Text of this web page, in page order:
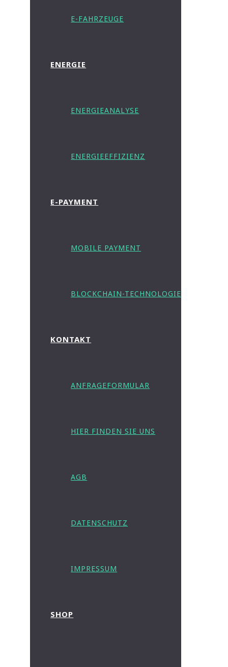
E-FAHRZEUGE
ENERGIE
ENERGIEANALYSE
ENERGIEEFFIZIENZ
E-PAYMENT
MOBILE PAYMENT
BLOCKCHAIN-TECHNOLOGIE
KONTAKT
ANFRAGEFORMULAR
HIER FINDEN SIE UNS
AGB
DATENSCHUTZ
IMPRESSUM
SHOP